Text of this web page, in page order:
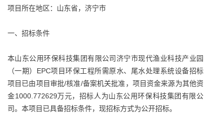
项目所在地区：山东省，济宁市
一、招标条件
本山东公用环保科技集团有限公司济宁市现代渔业科技产业园
（一期）EPC项目环保工程所需原水、尾水处理系统设备招标
项目已由项目审批/核准/备案机关批准，项目资金来源为其他资
金1000.772629万元，招标人为山东公用环保科技集团有限公
司。本项目已具备招标条件，现招标方式为公开招标。